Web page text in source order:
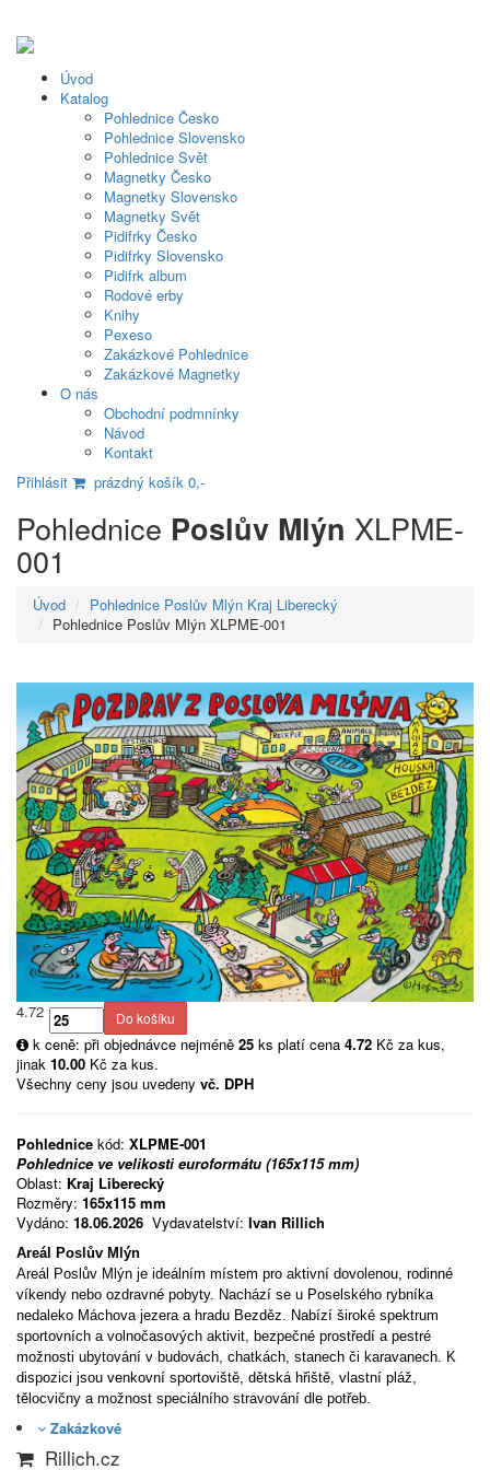
Úvod
Katalog
Pohlednice Česko
Pohlednice Slovensko
Pohlednice Svět
Magnetky Česko
Magnetky Slovensko
Magnetky Svět
Pidifrky Česko
Pidifrky Slovensko
Pidifrk album
Rodové erby
Knihy
Pexeso
Zakázkové Pohlednice
Zakázkové Magnetky
O nás
Obchodní podmnínky
Návod
Kontakt
Přihlásit
prázdný košík 0,-
Pohlednice Poslův Mlýn XLPME-
001
Úvod
Pohlednice Poslův Mlýn Kraj Liberecký
Pohlednice Poslův Mlýn XLPME-001
4.72
k ceně: při objednávce nejméně 25 ks platí cena 4.72 Kč za kus,
jinak 10.00 Kč za kus.
Všechny ceny jsou uvedeny vč. DPH
Pohlednice kód: XLPME-001
Pohlednice ve velikosti euroformátu (165x115 mm)
Oblast: Kraj Liberecký
Rozměry: 165x115 mm
Vydáno: 18.06.2026 Vydavatelství: Ivan Rillich
Areál Poslův Mlýn
Areál Poslův Mlýn je ideálním místem pro aktivní dovolenou, rodinné
víkendy nebo ozdravné pobyty. Nachází se u Poselského rybníka
nedaleko Máchova jezera a hradu Bezděz. Nabízí široké spektrum
sportovních a volnočasových aktivit, bezpečné prostředí a pestré
možnosti ubytování v budovách, chatkách, stanech či karavanech. K
dispozici jsou venkovní sportoviště, dětská hřiště, vlastní pláž,
tělocvičny a možnost speciálního stravování dle potřeb.
Zakázkové
Rillich.cz